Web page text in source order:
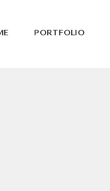
PORTFOLIO